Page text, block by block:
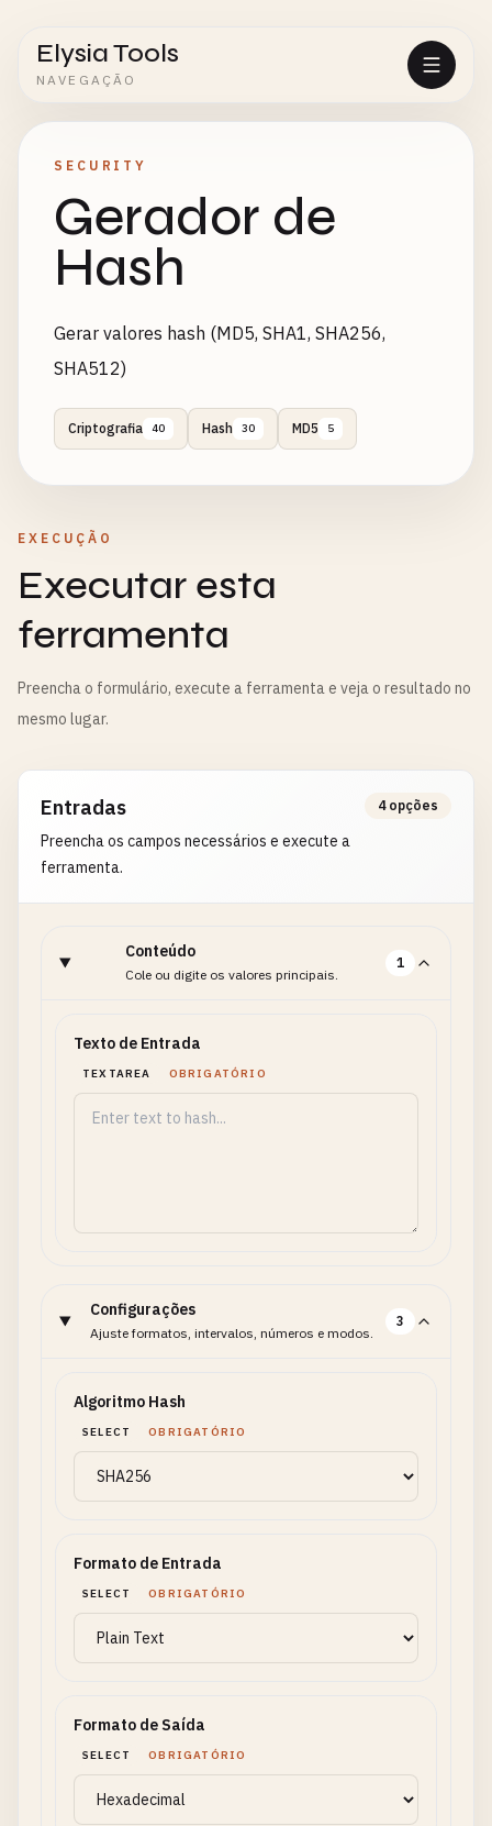
Elysia Tools
NAVEGAÇÃO
SECURITY
Gerador de
Hash
Gerar valores hash (MD5, SHA1, SHA256,
SHA512)
Criptografia 40 Hash 30 MD5 5
EXECUÇÃO
Executar esta
ferramenta
Preencha o formulário, execute a ferramenta e veja o resultado no
mesmo lugar.
Entradas
Preencha os campos necessários e execute a
ferramenta.
4 opções
Conteúdo
Cole ou digite os valores principais.
1
Texto de Entrada
TEXTAREA OBRIGATÓRIO
Configurações
Ajuste formatos, intervalos, números e modos.
3
Algoritmo Hash
SELECT OBRIGATÓRIO
Formato de Entrada
SELECT OBRIGATÓRIO
Formato de Saída
SELECT OBRIGATÓRIO